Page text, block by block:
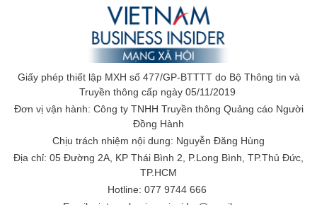
Giấy phép thiết lập MXH số 477/GP-BTTTT do Bộ Thông tin và
Truyền thông cấp ngày 05/11/2019
Đơn vị vận hành: Công ty TNHH Truyền thông Quảng cáo Người
Đồng Hành
Chịu trách nhiệm nội dung: Nguyễn Đăng Hùng
Địa chỉ: 05 Đường 2A, KP Thái Bình 2, P.Long Bình, TP.Thủ Đức,
TP.HCM
Hotline: 077 9744 666